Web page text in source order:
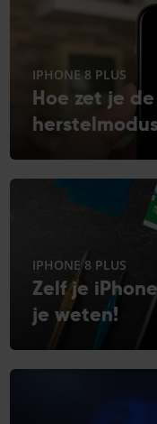
IPHONE 8 PLUS
Hoe zet je
IPHONE 8 PLUS
Zelf je
je weten!